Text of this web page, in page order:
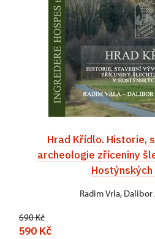
Hrad Křídlo. Historie,
archeologie zříceniny
Radim Vrla, Dalibor
690 Kč
590 Kč